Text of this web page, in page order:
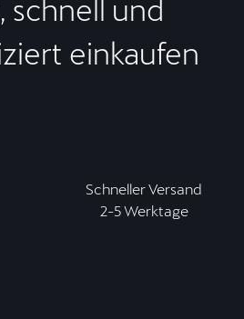
schnell und
einkaufen
Schneller Versand
2-5 Werktage